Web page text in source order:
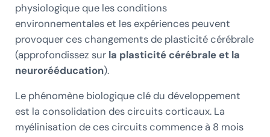
physiologique que les conditions
environnementales et les expériences peuvent
provoquer ces changements de plasticité cérébrale
(approfondissez surla plasticité cérébrale et la
neurorééducation).
Le phénomène biologique clé du développement
est la consolidation des circuits corticaux. La
myélinisation de ces circuits commence à 8 mois